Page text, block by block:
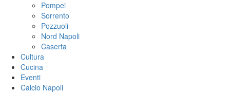
Pompei
Sorrento
Pozzuoli
Nord Napoli
Caserta
Cultura
Cucina
Eventi
Calcio Napoli